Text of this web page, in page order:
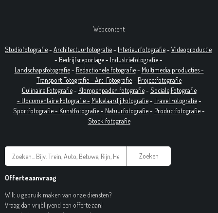
Webcontent
Studiofotografie- Architectuurfotografie- Interieurfotografie- Videoproductie
- Bedrijfsreportage- Industriefotografie-
Landschapsfotografie- Redactionele fotografie- Multimedia producties -
Transport Fotografie - Art Fotografie- Projectfotografie
Culinaire Fotografie- Klompenpaden fotografie- Sociale Fotografie
- Documentaire Fotografie- Makelaardij Fotografie- Travel Fotografie-
Sportfotografie - Kunstfotografie- Natuurfotografie- Productfotografie-
Stock fotografie
Zoeken
Offerteaanvraag
Wilt u gebruik maken van onze diensten?
Vraag dan vrijblijvend een offerte aan!